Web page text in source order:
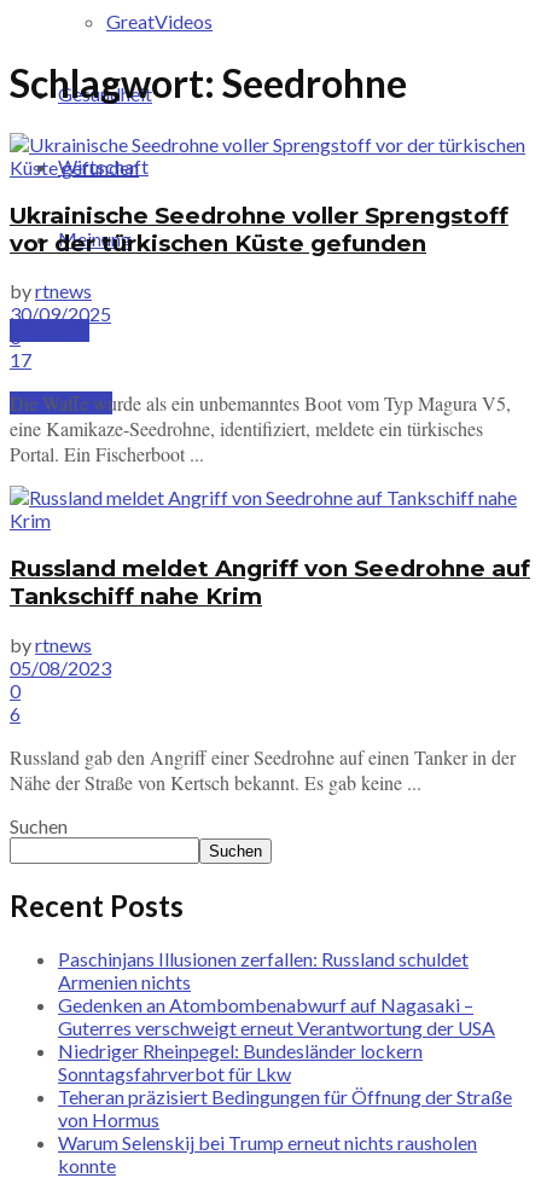
GreatVideos
Gesundheit
Wirtschaft
Meinung
SUBSCRIBE
Schlagwort: Seedrohne
Ukrainische Seedrohne voller Sprengstoff
vor der türkischen Küste gefunden
byrtnews
30/09/2025
0
17
Die Waffe wurde als ein unbemanntes Boot vom Typ Magura V5,
eine Kamikaze-Seedrohne, identifiziert, meldete ein türkisches
Portal. Ein Fischerboot ...
Russland meldet Angriff von Seedrohne auf
Tankschiff nahe Krim
byrtnews
05/08/2023
0
6
Russland gab den Angriff einer Seedrohne auf einen Tanker in der
Nähe der Straße von Kertsch bekannt. Es gab keine ...
Suchen
Suchen
Recent Posts
Paschinjans Illusionen zerfallen: Russland schuldet
Armenien nichts
Gedenken an Atombombenabwurf auf Nagasaki –
Guterres verschweigt erneut Verantwortung der USA
Niedriger Rheinpegel: Bundesländer lockern
Sonntagsfahrverbot für Lkw
Teheran präzisiert Bedingungen für Öffnung der Straße
von Hormus
Warum Selenskij bei Trump erneut nichts rausholen
konnte